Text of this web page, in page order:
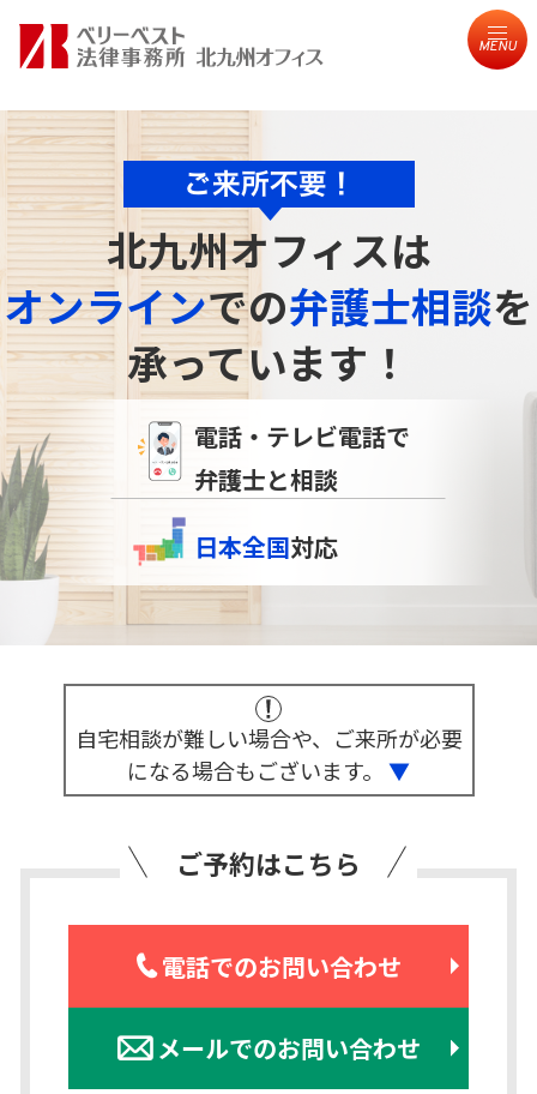
MENU
北九州オフィスは
オンラインでの弁護士相談を
承っています！
電話・テレビ電話で
弁護士と相談
日本全国対応
自宅相談が難しい場合や、ご来所が必要
になる場合もございます。 ▼
ご予約はこちら
電話でのお問い合わせ
メールでのお問い合わせ